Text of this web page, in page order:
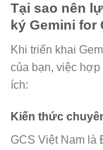
Tại sao nên
ký Gemini for
Khi triển khai
của bạn, việc
ích:
Kiến thức
GCS Việt Nam là